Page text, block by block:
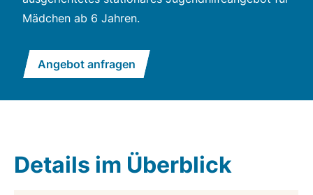
Mädchen ab 6 Jahren.
Angebot anfragen
Details im Überblick